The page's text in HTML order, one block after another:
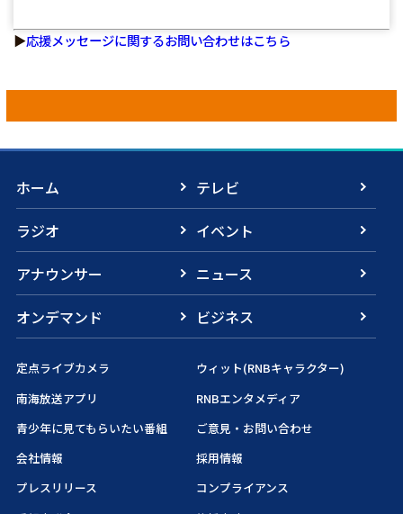
▶応援メッセージに関するお問い合わせはこちら
ホーム
テレビ
ラジオ
イベント
アナウンサー
ニュース
オンデマンド
ビジネス
定点ライブカメラ
ウィット(RNBキャラクター)
南海放送アプリ
RNBエンタメディア
青少年に見てもらいたい番組
ご意見・お問い合わせ
会社情報
採用情報
プレスリリース
コンプライアンス